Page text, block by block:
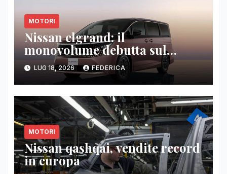
MOTORI
Nissan elgrand: il
monovolume debutta sul
mercato giapponese
LUG 18, 2026 FEDERICA
MOTORI
Nissan qashqai, vendite record
in europa